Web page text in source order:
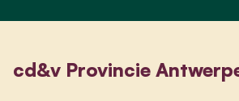
cd&v Provincie